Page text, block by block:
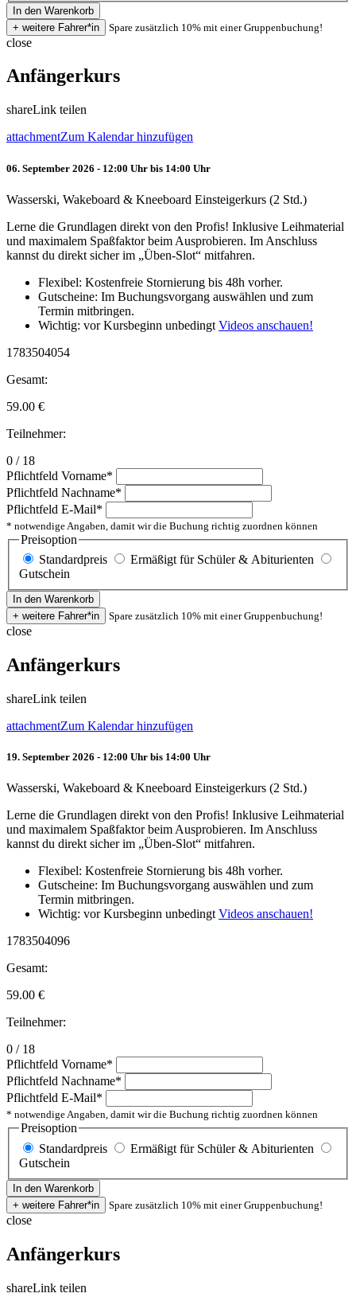
Spare zusätzlich 10% mit einer Gruppenbuchung!
close
Anfängerkurs
shareLink teilen
attachmentZum Kalendar hinzufügen
06. September 2026 - 12:00 Uhr bis 14:00 Uhr
Wasserski, Wakeboard & Kneeboard Einsteigerkurs (2 Std.)
Lerne die Grundlagen direkt von den Profis! Inklusive Leihmaterial
und maximalem Spaßfaktor beim Ausprobieren. Im Anschluss
kannst du direkt sicher im „Üben-Slot“ mitfahren.
Flexibel: Kostenfreie Stornierung bis 48h vorher.
Gutscheine: Im Buchungsvorgang auswählen und zum
Termin mitbringen.
Wichtig: vor Kursbeginn unbedingt Videos anschauen!
1783504054
Gesamt:
59.00 €
Teilnehmer:
0 / 18
Pflichtfeld Vorname*
Pflichtfeld Nachname*
Pflichtfeld E-Mail*
* notwendige Angaben, damit wir die Buchung richtig zuordnen können
Preisoption
Standardpreis
Ermäßigt für Schüler & Abiturienten
Gutschein
Spare zusätzlich 10% mit einer Gruppenbuchung!
close
Anfängerkurs
shareLink teilen
attachmentZum Kalendar hinzufügen
19. September 2026 - 12:00 Uhr bis 14:00 Uhr
Wasserski, Wakeboard & Kneeboard Einsteigerkurs (2 Std.)
Lerne die Grundlagen direkt von den Profis! Inklusive Leihmaterial
und maximalem Spaßfaktor beim Ausprobieren. Im Anschluss
kannst du direkt sicher im „Üben-Slot“ mitfahren.
Flexibel: Kostenfreie Stornierung bis 48h vorher.
Gutscheine: Im Buchungsvorgang auswählen und zum
Termin mitbringen.
Wichtig: vor Kursbeginn unbedingtVideos anschauen!
1783504096
Gesamt:
59.00 €
Teilnehmer:
0 / 18
Pflichtfeld Vorname*
Pflichtfeld Nachname*
Pflichtfeld E-Mail*
* notwendige Angaben, damit wir die Buchung richtig zuordnen können
Preisoption
Standardpreis
Ermäßigt für Schüler & Abiturienten
Gutschein
Spare zusätzlich 10% mit einer Gruppenbuchung!
close
Anfängerkurs
shareLink teilen